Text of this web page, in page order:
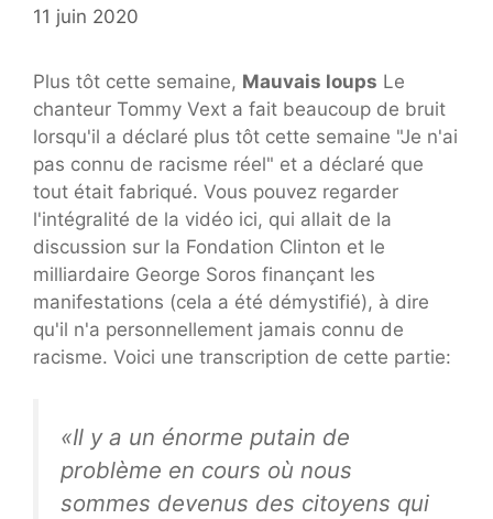
11 juin 2020
Plus tôt cette semaine, Mauvais loups Le
chanteur Tommy Vext a fait beaucoup de bruit
lorsqu'il a déclaré plus tôt cette semaine "Je n'ai
pas connu de racisme réel" et a déclaré que
tout était fabriqué. Vous pouvez regarder
l'intégralité de la vidéo ici, qui allait de la
discussion sur la Fondation Clinton et le
milliardaire George Soros finançant les
manifestations (cela a été démystifié), à dire
qu'il n'a personnellement jamais connu de
racisme. Voici une transcription de cette partie:
«Il y a un énorme putain de
problème en cours où nous
sommes devenus des citoyens qui